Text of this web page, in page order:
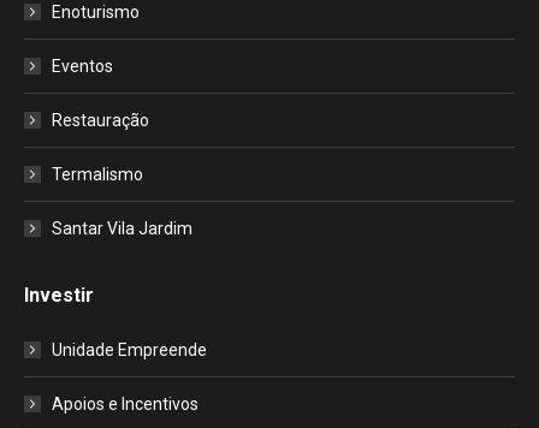
Enoturismo
Eventos
Restauração
Termalismo
Santar Vila Jardim
Investir
Unidade Empreende
Apoios e Incentivos